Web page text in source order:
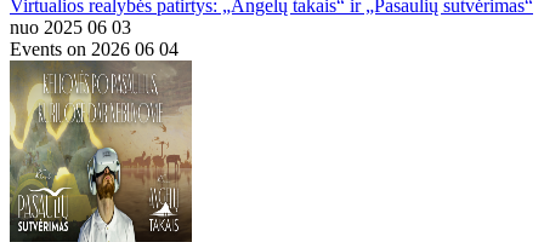
Virtualios realybės patirtys: „Angelų takais“ ir „Pasaulių sutvėrimas“
nuo 2025 06 03
Events on 2026 06 04